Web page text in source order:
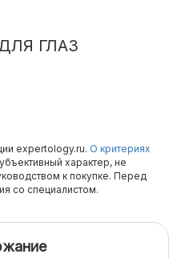
ГЛАЗ
expertology.ru. О критериях
характер, не
к покупке. Перед
со специалистом.